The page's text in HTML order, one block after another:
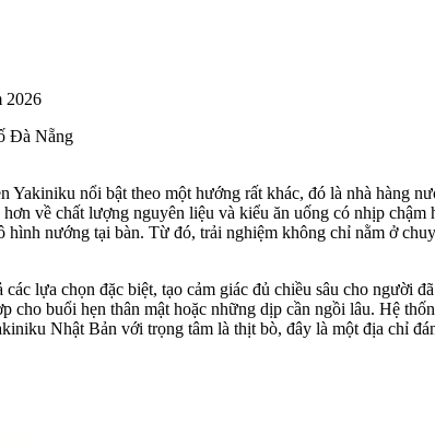
Đà Nẵng
Yakiniku nổi bật theo một hướng rất khác, đó là nhà hàng
về chất lượng nguyên liệu và kiểu ăn uống có nhịp
nướng tại bàn. Từ đó, trải nghiệm không chỉ nằm ở
lựa chọn đặc biệt, tạo cảm giác đủ chiều sâu cho người
buổi hẹn thân mật hoặc những dịp cần ngồi lâu. Hệ
Nhật Bản với trọng tâm là thịt bò, đây là một địa chỉ